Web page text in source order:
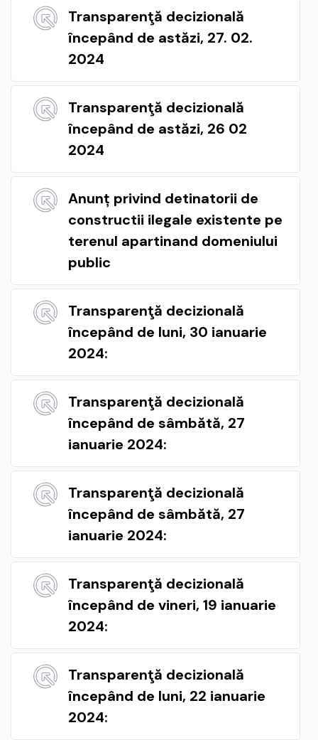
Transparenţă decizională
începând de astăzi, 27. 02.
2024
Transparenţă decizională
începând de astăzi, 26 02
2024
Anunț privind detinatorii de
constructii ilegale existente pe
terenul apartinand domeniului
public
Transparenţă decizională
începând de luni, 30 ianuarie
2024:
Transparenţă decizională
începând de sâmbătă, 27
ianuarie 2024:
Transparenţă decizională
începând de sâmbătă, 27
ianuarie 2024:
Transparenţă decizională
începând de vineri, 19 ianuarie
2024:
Transparenţă decizională
începând de luni, 22 ianuarie
2024: